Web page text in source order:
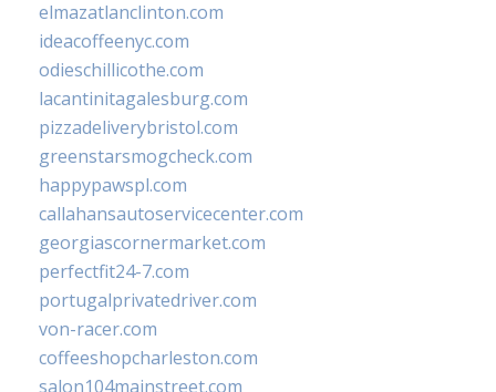
elmazatlanclinton.com
ideacoffeenyc.com
odieschillicothe.com
lacantinitagalesburg.com
pizzadeliverybristol.com
greenstarsmogcheck.com
happypawspl.com
callahansautoservicecenter.com
georgiascornermarket.com
perfectfit24-7.com
portugalprivatedriver.com
von-racer.com
coffeeshopcharleston.com
salon104mainstreet.com